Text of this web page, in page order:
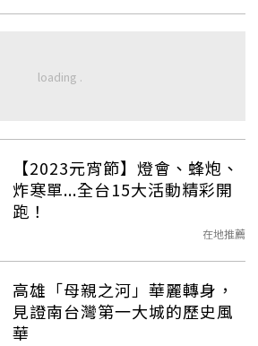
【2023元宵節】燈會、蜂炮、
炸寒單...全台15大活動精彩開
跑！
在地推薦
高雄「母親之河」華麗轉身，
見證南台灣第一大城的歷史風
華